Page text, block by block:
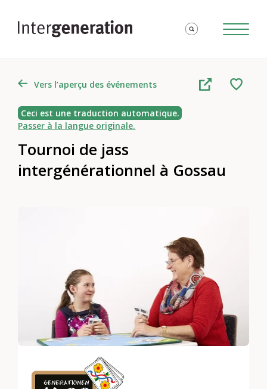
Vers l’aperçu des événements
Ceci est une traduction automatique.
Passer à la langue originale.
Tournoi de jass
intergénérationnel à Gossau